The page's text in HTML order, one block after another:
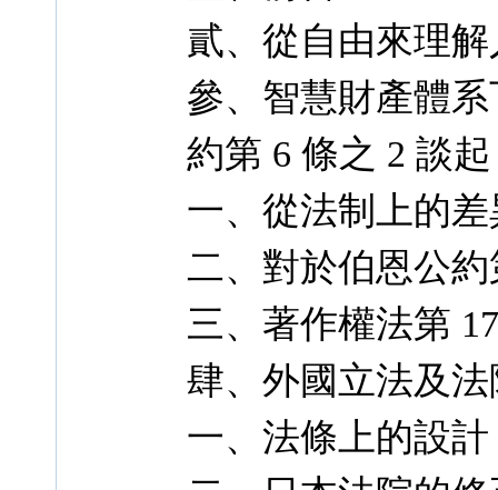
貳、從自由來理
參、智慧財產體
約第 6 條之 2 談起
一、從法制上的
二、對於伯恩公
三、著作權法第
肆、外國立法及
一、法條上的設計